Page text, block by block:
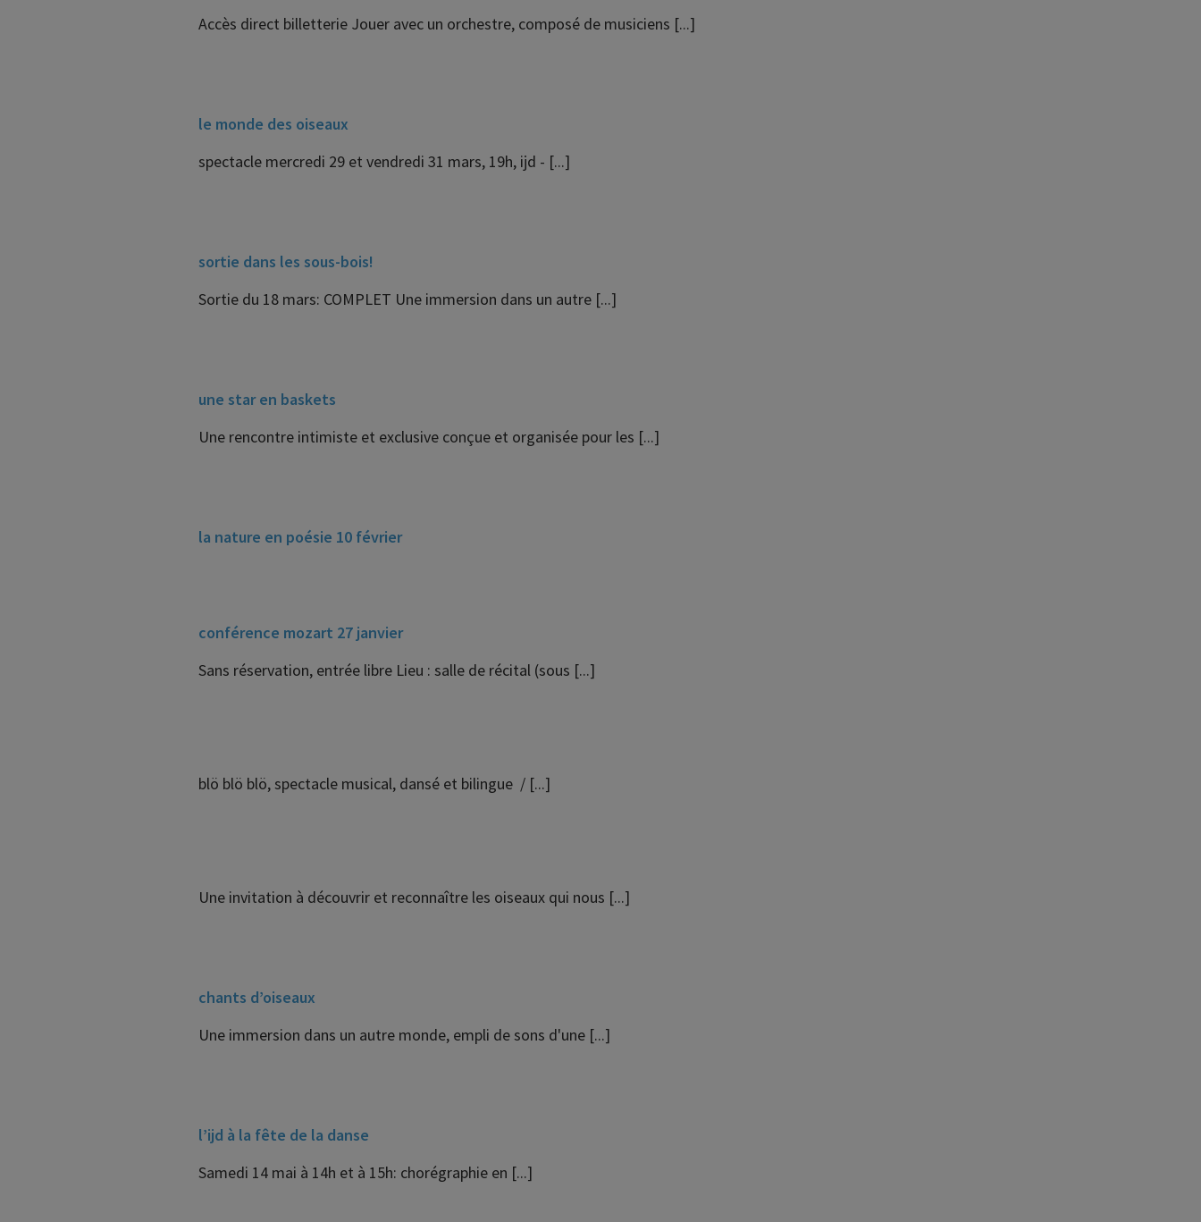
Accès direct billetterie Jouer avec un orchestre, composé de musiciens [...]
le monde des oiseaux
spectacle mercredi 29 et vendredi 31 mars, 19h, ijd - [...]
sortie dans les sous-bois!
Sortie du 18 mars: COMPLET Une immersion dans un autre [...]
une star en baskets
Une rencontre intimiste et exclusive conçue et organisée pour les [...]
la nature en poésie 10 février
conférence mozart 27 janvier
Sans réservation, entrée libre Lieu : salle de récital (sous [...]
blö blö blö, spectacle musical, dansé et bilingue / [...]
Une invitation à découvrir et reconnaître les oiseaux qui nous [...]
chants d’oiseaux
Une immersion dans un autre monde, empli de sons d'une [...]
l’ijd à la fête de la danse
Samedi 14 mai à 14h et à 15h: chorégraphie en [...]